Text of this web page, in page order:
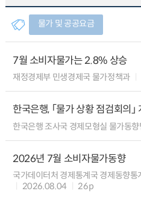
물가 및 공공요금
7월 소비자물가는 2.8% 상승
재정경제부 민생경제국 물가정책과
한국은행, 「물가 상황 점검회의」
한국은행 조사국 경제모형실 물가동향
2026년 7월 소비자물가동향
국가데이터처 경제통계국 경제동향
2026.08.04
26p